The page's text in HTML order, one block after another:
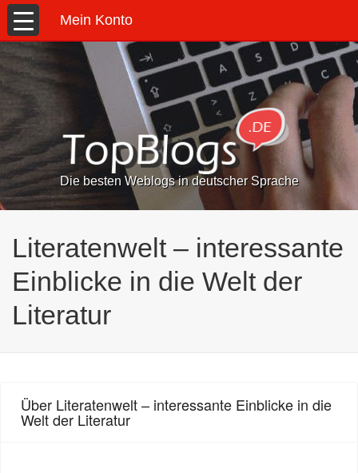
Mein Konto
Die besten Weblogs in deutscher Sprache
Literatenwelt – interessante
Einblicke in die Welt der
Literatur
Über Literatenwelt – interessante Einblicke in die
Welt der Literatur